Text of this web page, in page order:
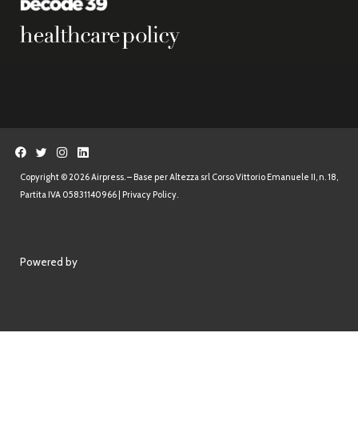
Copyright © 2026 Airpress. – Base per Altezza srl Corso Vittorio Emanuele II, n. 18,
Partita IVA 05831140966 | Privacy Policy.
Powered by